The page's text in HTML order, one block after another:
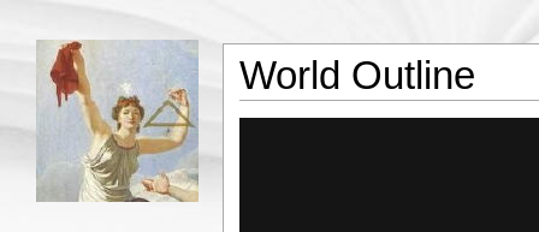
World Outline